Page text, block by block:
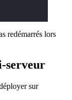
redémarrés lors
serveur
sur